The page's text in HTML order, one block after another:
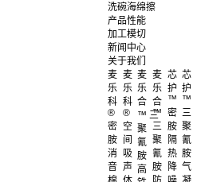
洗碗海绵擦
产品性能
加工模切
新闻中心
关于我们
麦
乐
科
®
密
胺
消
音
麦
乐
科
®
空
间
吸
声
麦
乐
合
™ 三
聚
氰
胺
高
麦
乐
合
™
三
聚
氰
胺
芯
护
™
密
胺
隔
热
降
芯
护
™
三
聚
氰
胺
气